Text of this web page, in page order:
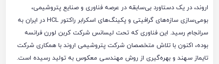
اروند، در یک دستاورد بی‌سابقه در عرصه فناوری و صنایع پتروشیمی،
بومی‌سازی سازه‌های گرافیتی و پکینگ‌های اسکرابر راکتور HCL در ایران به
سرانجام رسید. این فناوری که تحت لیسانس شرکت کربن لورن فرانسه
بوده، اکنون با تلاش متخصصان شرکت پتروشیمی اروند با همکاری شرکت
تایماز سهند و بهره‌گیری از روش مهندسی معکوس به تولید رسیده است.